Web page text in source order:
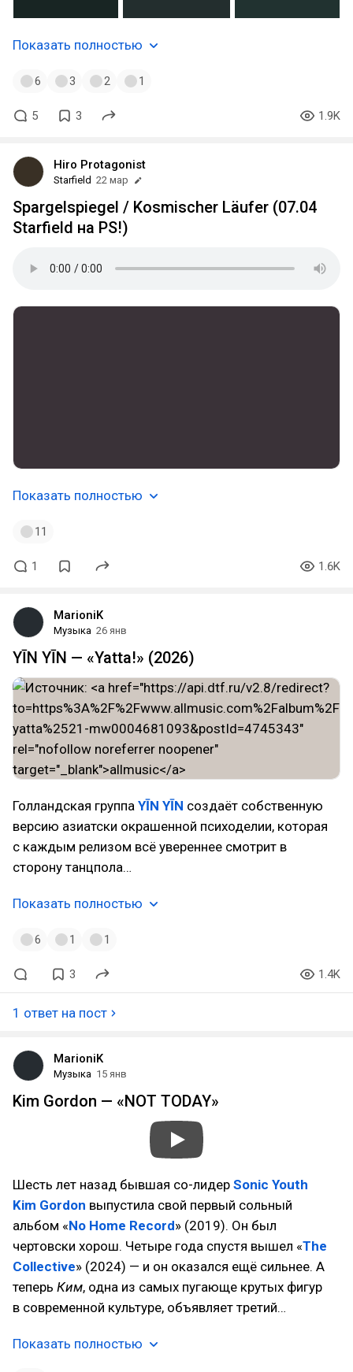
Показать полностью
6 3 2 1
5 3 1.9K
Hiro Protagonist
Starfield 22 мар
Spargelspiegel / Kosmischer Läufer (07.04
Starfield на PS!)
Показать полностью
11
1 1.6K
MarioniK
Музыка 26 янв
YĪN YĪN — «Yatta!» (2026)
Голландская группа YĪN YĪN создаёт собственную
версию азиатски окрашенной психоделии, которая
с каждым релизом всё увереннее смотрит в
сторону танцпола…
Показать полностью
6 1 1
3 1.4K
1 ответ на пост
MarioniK
Музыка 15 янв
Kim Gordon — «NOT TODAY»
Шесть лет назад бывшая со-лидер Sonic Youth
Kim Gordon выпустила свой первый сольный
альбом «No Home Record» (2019). Он был
чертовски хорош. Четыре года спустя вышел «The
Collective» (2024) — и он оказался ещё сильнее. А
теперь Ким, одна из самых пугающе крутых фигур
в современной культуре, объявляет третий…
Показать полностью